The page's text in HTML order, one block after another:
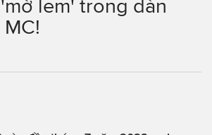
lem' trong dàn